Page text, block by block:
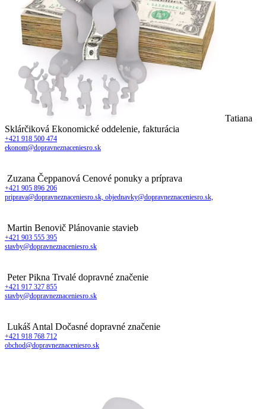
Tatiana
Sklárčiková Ekonomické oddelenie, fakturácia
+421 918 500 474
ekonom@dopravneznaceniesro.sk
Zuzana Čeppanová Cenové ponuky a príprava
+421 905 896 206
priprava@dopravneznaceniesro.sk, objednavky@dopravneznaceniesro.sk,
Martin Benovič Plánovanie stavieb
+421 903 555 395
stavby@dopravneznaceniesro.sk
Peter Pikna Trvalé dopravné značenie
+421 917 327 855
stavby@dopravneznaceniesro.sk
Lukáš Antal Dočasné dopravné značenie
+421 918 768 712
obchod@dopravneznaceniesro.sk